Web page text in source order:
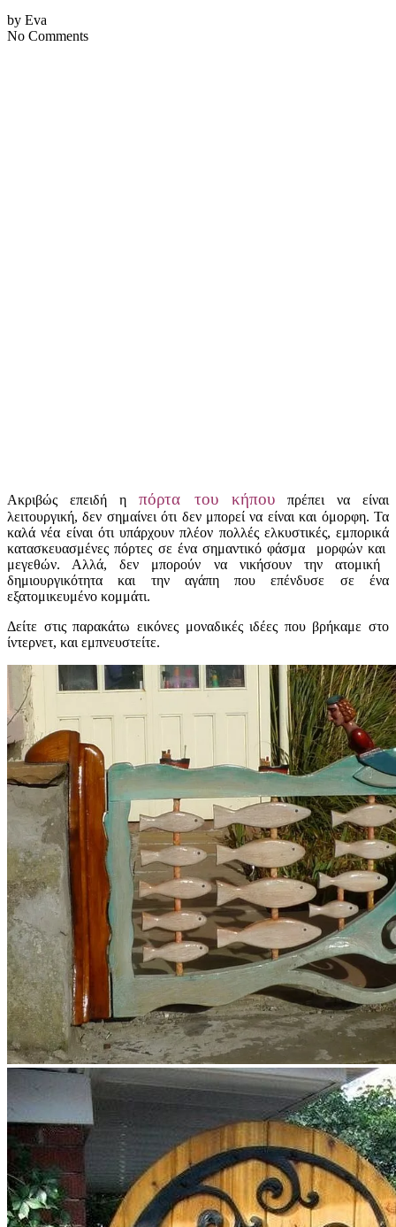
by Eva
No Comments
Ακριβώς επειδή η πόρτα του κήπου
πρέπει να είναι
λειτουργική,δεν σημαίνει ότι δεν μπορεί να είναι και όμορφη.Τα
καλά νέα είναι ότι υπάρχουν πλέον πολλές ελκυστικές, εμπορικά
κατασκευασμένεςπόρτες σε ένα σημαντικό φάσμα μορφών και
μεγεθών. Αλλά,δεν μπορούν να νικήσουν
την ατομική
δημιουργικότητα
και την αγάπη που επένδυσε σε
ένα
εξατομικευμένο κομμάτι.
Δείτε στις παρακάτω εικόνες μοναδικές ιδέες που βρήκαμε στο
ίντερνετ, και εμπνευστείτε.